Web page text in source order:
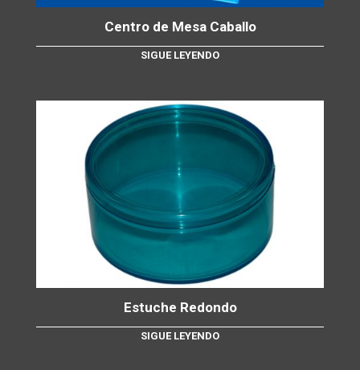
Centro de Mesa Caballo
SIGUE LEYENDO
Estuche Redondo
SIGUE LEYENDO